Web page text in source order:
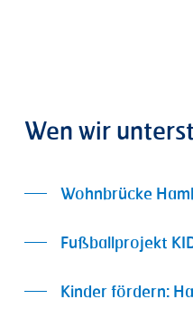
Wen wir
Wohnbrücke
Fußballprojekt
Kinder fördern: